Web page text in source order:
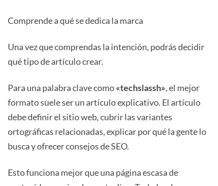
Comprende a qué se dedica la marca
Una vez que comprendas la intención, podrás decidir
qué tipo de artículo crear.
Para una palabra clave como«techslassh», el mejor
formato suele ser un artículo explicativo. El artículo
debe definir el sitio web, cubrir las variantes
ortográficas relacionadas, explicar por qué la gente lo
busca y ofrecer consejos de SEO.
Esto funciona mejor que una página escasa de